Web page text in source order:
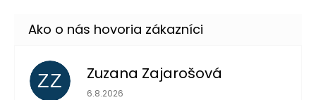
ZZ Zuzana Zajarošová
Hodnotenie obchodu je 5 z 5 hviezdičiek.
6.8.2026